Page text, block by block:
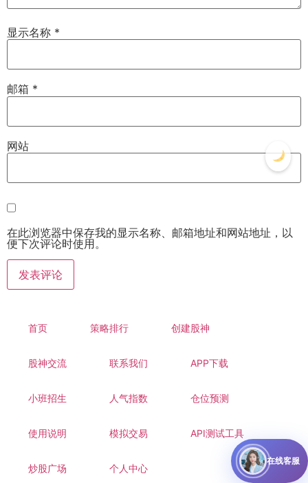
显示名称 *
邮箱 *
网站
在此浏览器中保存我的显示名称、邮箱地址和网站地址，以
便下次评论时使用。
首页 策略排行 创建股神
股神交流 联系我们 APP下载
小班招生 人气指数 仓位预测
使用说明 模拟交易 API测试工具
炒股广场 个人中心
在线客服